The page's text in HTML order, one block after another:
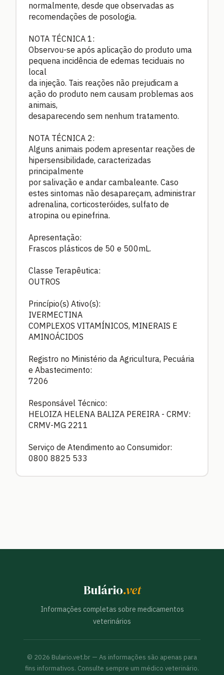
normalmente, desde que observadas as
recomendações de posologia.
NOTA TÉCNICA 1:
Observou-se após aplicação do produto uma
pequena incidência de edemas teciduais no
local
da injeção. Tais reações não prejudicam a
ação do produto nem causam problemas aos
animais,
desaparecendo sem nenhum tratamento.
NOTA TÉCNICA 2:
Alguns animais podem apresentar reações de
hipersensibilidade, caracterizadas
principalmente
por salivação e andar cambaleante. Caso
estes sintomas não desapareçam, administrar
adrenalina, corticosteróides, sulfato de
atropina ou epinefrina.
Apresentação:
Frascos plásticos de 50 e 500mL.
Classe Terapêutica:
OUTROS
Princípio(s) Ativo(s):
IVERMECTINA
COMPLEXOS VITAMÍNICOS, MINERAIS E
AMINOÁCIDOS
Registro no Ministério da Agricultura, Pecuária
e Abastecimento:
7206
Responsável Técnico:
HELOIZA HELENA BALIZA PEREIRA - CRMV:
CRMV-MG 2211
Serviço de Atendimento ao Consumidor:
0800 8825 533
Bulário.vet
Informações completas sobre medicamentos
veterinários
© 2026 Bulario.vet.br — As informações são apenas para
fins informativos. Consulte sempre um médico veterinário.